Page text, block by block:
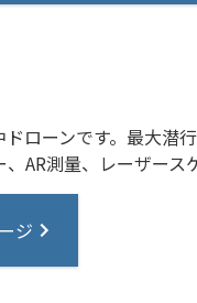
ローンです。最大
AR測量、レーザー
ジ